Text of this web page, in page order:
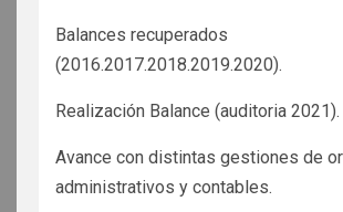
Balances recuperados
(2016.2017.2018.2019.2020).
Realización Balance (auditoria 2021).
Avance con distintas gestiones de
administrativos y contables.